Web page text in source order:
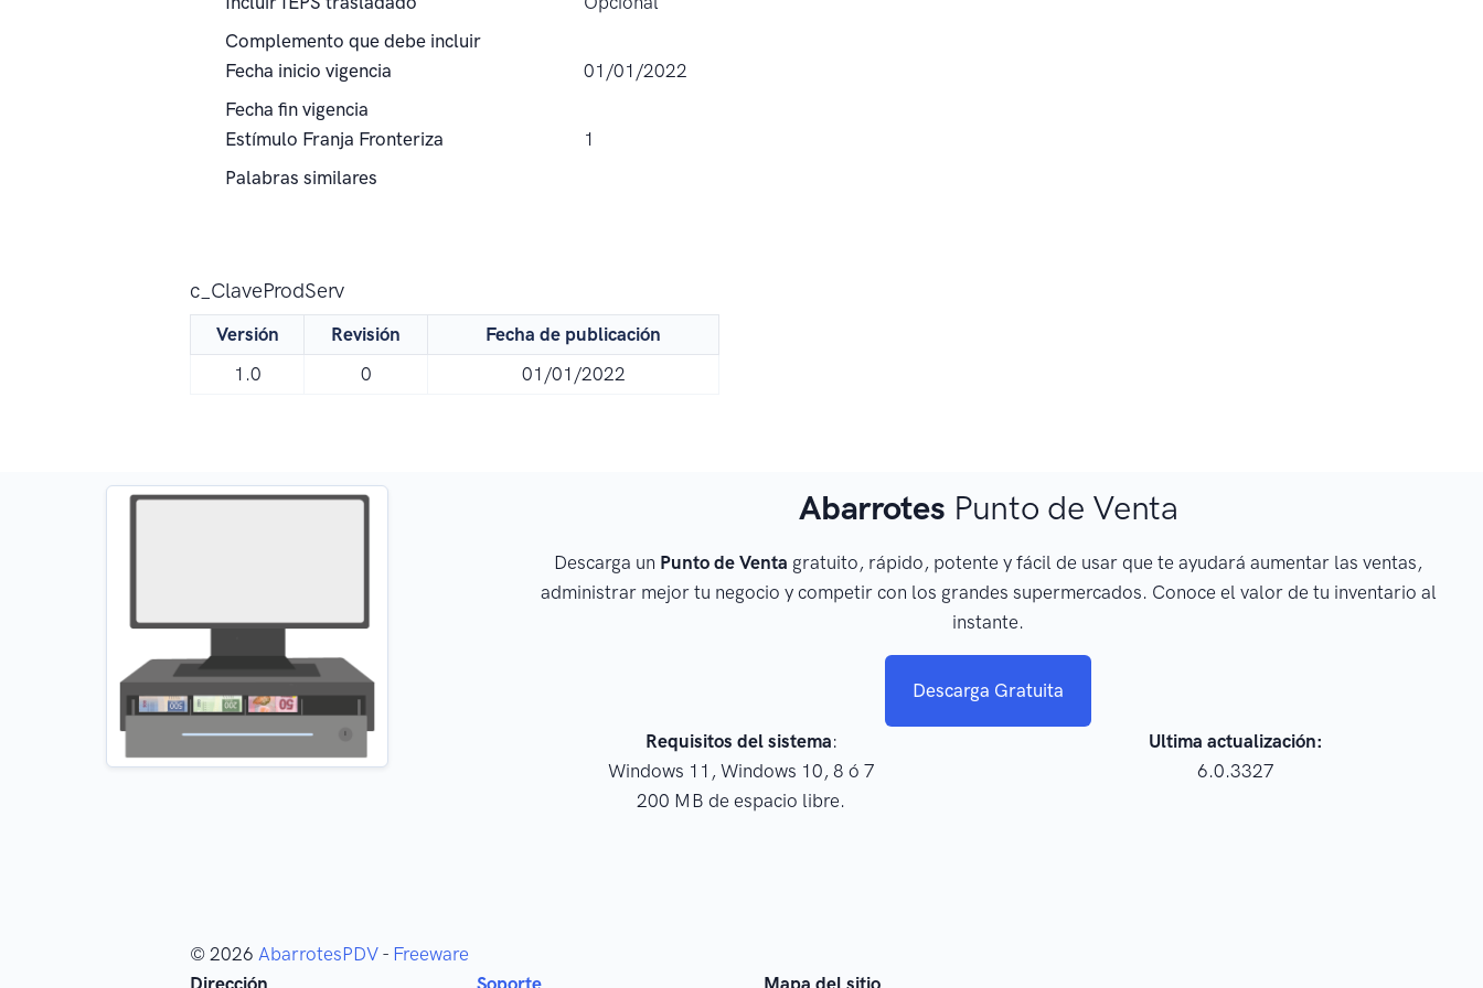
Complemento que debe incluir
Fecha inicio vigencia
01/01/2022
Fecha fin vigencia
Estímulo Franja Fronteriza
1
Palabras similares
c_ClaveProdServ
Versión Revisión
Fecha de publicación
1.0
0 01/01/2022
Abarrotes Punto de Venta
Descarga un Punto de Venta gratuito, rápido, potente y fácil de usar que te ayudará aumentar las ventas,
administrar mejor tu negocio y competir con los grandes supermercados. Conoce el valor de tu inventario al
instante.
Descarga Gratuita
Requisitos del sistema:
Windows 11, Windows 10, 8 ó 7
200 MB de espacio libre.
Ultima actualización:
6.0.3327
© 2026 AbarrotesPDV - Freeware
Dirección
Soporte Mapa del sitio